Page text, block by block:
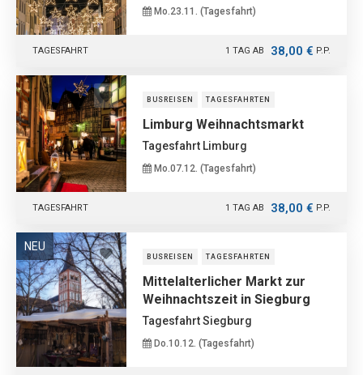
Mo.23.11. (Tagesfahrt)
1 TAG AB 38,00 € P.P.
TAGESFAHRT
BUSREISEN TAGESFAHRTEN
Limburg Weihnachtsmarkt
Tagesfahrt Limburg
Mo.07.12. (Tagesfahrt)
1 TAG AB 38,00 € P.P.
TAGESFAHRT
NEU
BUSREISEN TAGESFAHRTEN
Mittelalterlicher Markt zur
Weihnachtszeit in Siegburg
Tagesfahrt Siegburg
Do.10.12. (Tagesfahrt)